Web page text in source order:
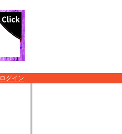
ログイン